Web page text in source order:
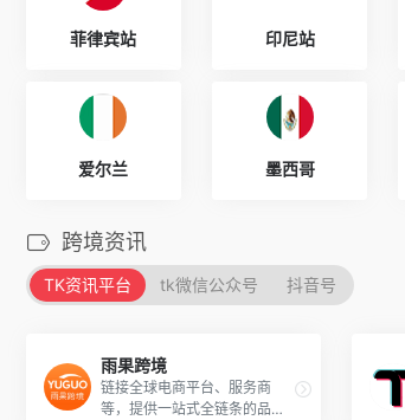
菲律宾站 印尼站
爱尔兰 墨西哥
跨境资讯
TK资讯平台 tk微信公众号 抖音号
雨果跨境
链接全球电商平台、服务商
等，提供一站式全链条的品牌